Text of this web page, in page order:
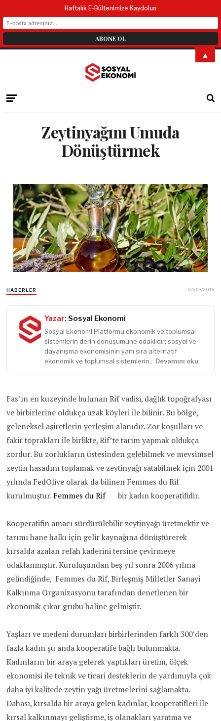
Zeytinyağını Umuda
Dönüştürmek
HABERLER 04/03/2019
Yazar: Sosyal Ekonomi
Sosyal Ekonomi Platformu ekonomik ve toplumsal
sistemlerin derin dönüşümüne odaklıdır; sosyal ve
dayanışma ekonomisinin yanı sıra alternatif
ekonomik ve toplumsal sistemlerin... Devamını oku
Fas’ın en kuzeyinde bulunan Rif vadisi, dağlık topoğrafyası
ve birbirlerine oldukça uzak köyleri ile bilinir. Bu bölge,
geleneksel aşiretlerin yerleşim alanıdır. Zor koşulları ve
fakir toprakları ile birlikte, Rif’te tarım yapmak oldukça
zordur. Bu zorlukların üstesinden gelebilmek ve mevsimsel
zeytin hasadını toplamak ve zeytinyağı satabilmek için 2001
yılında FedOlive olarak da bilinen Femmes du Rif
kurulmuştur. Femmes du Rif bir kadın kooperatifidir.
Kooperatifin amacı sürdürülebilir zeytinyağı üretmektir ve
tarımı hane halkı için gelir kaynağına dönüştürerek
kırsalda azalan refah kaderini tersine çevirmeye
odaklanmıştır. Kuruluşundan beş yıl sonra 2006 yılına
gelindiğinde, Femmes du Rif, Birleşmiş Milletler Sanayi
Kalkınma Organizasyonu tarafından denetlenen bir
ekonomik çıkar grubu haline gelmiştir.
Yaşları ve medeni durumları birbirlerinden farklı 300’den
fazla kadın şu anda kooperatife bağlı bulunmakta.
Kadınların bir araya gelerek yaptıkları üretim, ölçek
ekonomisi ile teknik ve ticari desteklerin de yardımıyla çok
daha iyi kalitede zeytin yağı üretmelerini sağlamakta.
Dahası, kırsalda bir araya gelen kadınlar, kooperatifleri ile
kırsal kalkınmayı geliştirme, iş olanakları yaratma ve
Haftalık E-Bültenimize Kaydolun
▲